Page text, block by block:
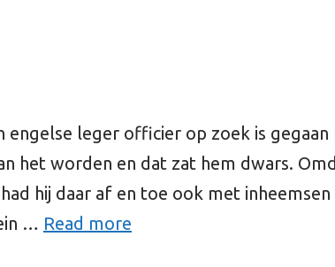
engelse leger officier op zoek is
het worden en dat zat hem dwars.
hij daar af en toe ook met inheemsen
… Read more